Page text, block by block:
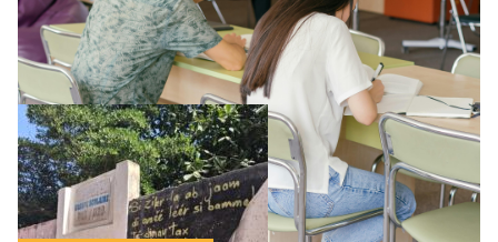
qui relègue l’acte pédagogique au superfétatoire, voire à…
Lire la suite →